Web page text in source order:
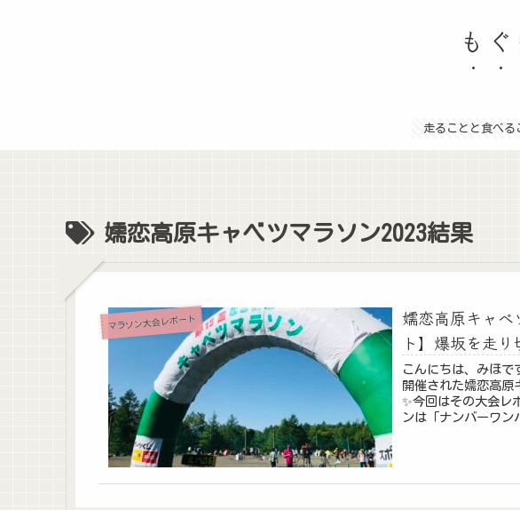
も
走ることと食べる
嬬恋高原キャベツマラソン2023結果
マラソン大会レポート
嬬恋高原キャ
ト】爆坂を走り
こんにちは、みほ
開催された嬬恋高原
✨今回はその大会レ
ンは「ナンバーワン